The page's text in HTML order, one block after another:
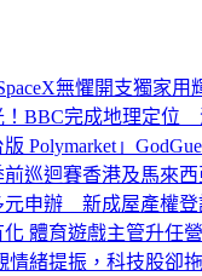
無懼開支獨家用
！BBC完成地理定位
Polymarket」
巡迴賽香港及馬來
元申辦 新成屋產權登
體育遊戲主管升任
情緒提振，科技股卻